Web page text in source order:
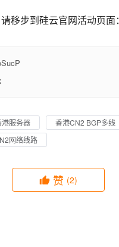
移步到硅云官网活动页面：
服务器 香港CN2 BGP多线
网络线路
赞 (2)